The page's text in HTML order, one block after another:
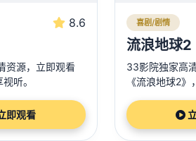
8.6
资源，立即观看
听。
即观看
喜剧/剧情
流浪地球2
33影院独家高
《流浪地球2》